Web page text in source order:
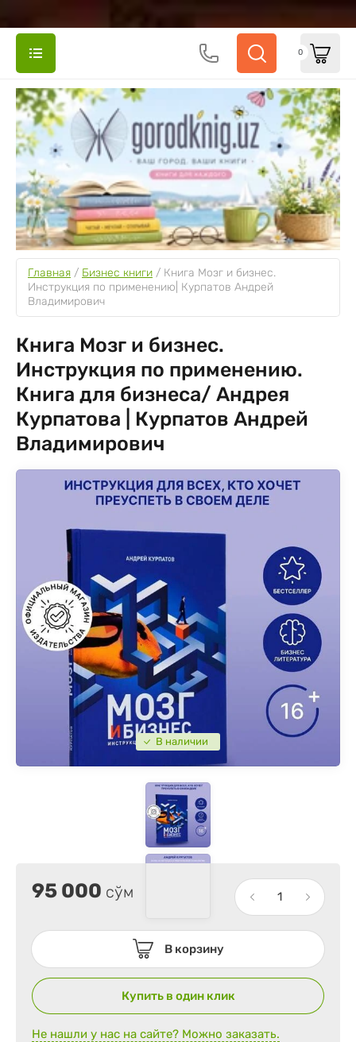
0
Главная / Бизнес книги / Книга Мозг и бизнес.
Инструкция по применению| Курпатов Андрей
Владимирович
Книга Мозг и бизнес.
Инструкция по применению.
Книга для бизнеса/ Андрея
Курпатова | Курпатов Андрей
Владимирович
В наличии
95 000 сўм
В корзину
Купить в один клик
Не нашли у нас на сайте? Можно заказать.